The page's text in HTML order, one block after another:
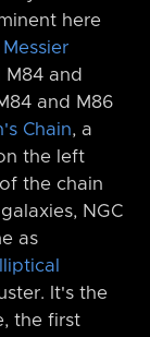
here
Messier
and
and M86
Chain, a
the left
the chain
NGC
as
It's the
the first